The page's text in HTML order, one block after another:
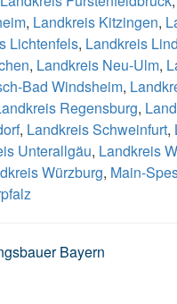
, Landkreis Kitzingen,
Lichtenfels, Landkreis
, Landkreis Neu-Ulm,
Bad Windsheim,
Regensburg,
, Landkreis Schweinfurt,
Unterallgäu, Landkreis
Würzburg, Main-
Bayern